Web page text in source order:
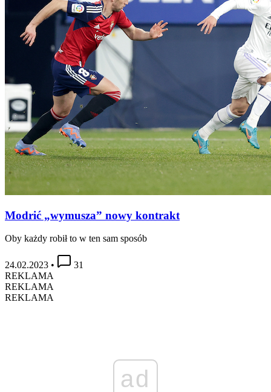
Modrić „wymusza” nowy kontrakt
Oby każdy robił to w ten sam sposób
24.02.2023 •
31
REKLAMA
REKLAMA
REKLAMA
ad